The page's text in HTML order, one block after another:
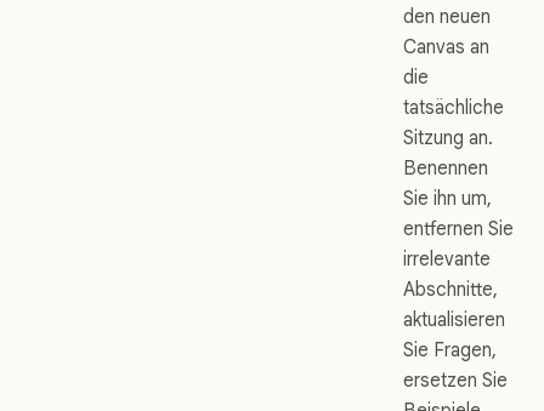
den neuen
Canvas an
die
tatsächliche
Sitzung an.
Benennen
Sie ihn um,
entfernen Sie
irrelevante
Abschnitte,
aktualisieren
Sie Fragen,
ersetzen Sie